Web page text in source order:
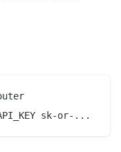
sk-or-...